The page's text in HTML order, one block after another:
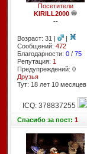
Посетители
KIRILL2000
--
Возраст: 31 |
|
Сообщений: 472
Благодарности: 0/ 75
Репутация: 1
Предупреждений: 0
Друзья
Тут: 18 лет 10 месяцев
ICQ: 378837255
Спасибоза пост: 1